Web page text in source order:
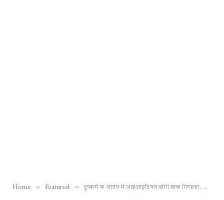
Home » Featured » दुष्कर्म के आरोप में आईआईटियन ढोंगी बाबा गिरफ्तार, शिक्षित युवतियों का ब्रेनवाश कर बनाता था सम्बन्ध